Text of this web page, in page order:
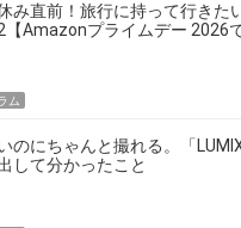
み直前！旅行に持って行きた
【Amazonプライムデー 2026
ム
のにちゃんと撮れる。「
して分かったこと